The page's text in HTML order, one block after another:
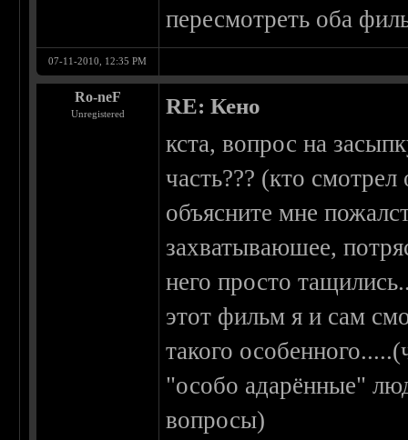
пересмотреть оба
07-11-2010, 12:35 PM
Ro-neF
Unregistered RE: Кено
кста, вопрос на
часть??? (кто
объясните мне
захватываюшее,
него просто
этот фильм я и сам
такого
"особо адарённые"
вопросы)